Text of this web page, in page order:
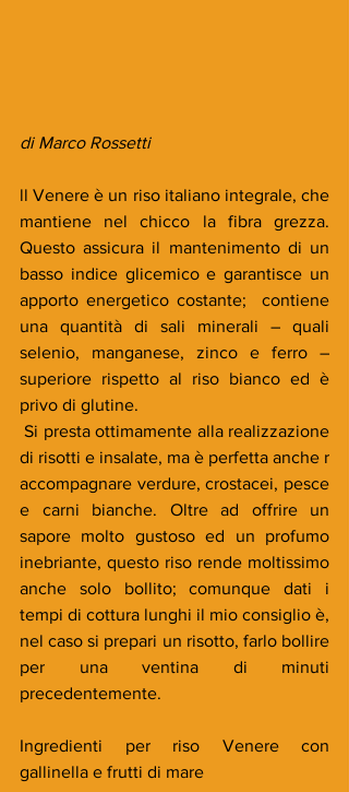
di Marco Rossetti
ll Venere è un riso italiano integrale, che
mantiene nel chicco la fibra grezza.
Questo assicura il mantenimento di un
basso indice glicemico e garantisce un
apporto energetico costante;  contiene
una quantità di sali minerali – quali
selenio, manganese, zinco e ferro –
superiore rispetto al riso bianco ed è
privo di glutine.
Si presta ottimamente alla realizzazione
di risotti e insalate, ma è perfetta anche r
accompagnare verdure, crostacei, pesce
e carni bianche. Oltre ad offrire un
sapore molto gustoso ed un profumo
inebriante, questo riso rende moltissimo
anche solo bollito; comunque dati i
tempi di cottura lunghi il mio consiglio è,
nel caso si prepari un risotto, farlo bollire
per una ventina di minuti
precedentemente.
Ingredienti per riso Venere con
gallinella e frutti di mare